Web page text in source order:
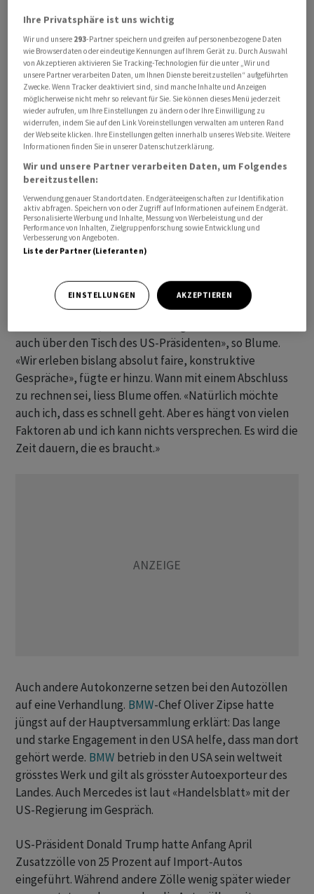
regelmässigem Austausch», sagte Konzernchef Oliver
Blume einem deutschen Medienbericht zufolge. Dabei
bieteVWumfangreiche Investitionen in den USA an.
«DerVolkswagen-Konzern will in den USA weiter
investieren», sagte Blume. Schon jetzt beschäftige VW
dort mehr als 20'000 Menschen, baue Autos, Schulbusse
und Lastwagen. Für die Marke Scout errichtet VW
gerade ein neues Werk. «Mit weiteren, massiven
Investitionen würden wir darauf aufbauen», kündigte
Blume an. «Das alles sollte bei den Entscheidungen eine
Rolle spielen.»
Die Gespräche liefen bisher vor allem mit dem US-
auch über den Tisch des US-Präsidenten», so Blume.
«Wir erleben bislang absolut faire, konstruktive
Gespräche», fügte er hinzu. Wann mit einem Abschluss
zu rechnen sei, liess Blume offen. «Natürlich möchte
auch ich, dass es schnell geht. Aber es hängt von vielen
Faktoren ab und ich kann nichts versprechen. Es wird die
Zeit dauern, die es braucht.»
Auch andere Autokonzerne setzen bei den Autozöllen
auf eine Verhandlung. BMW-Chef Oliver Zipse hatte
jüngst auf der Hauptversammlung erklärt: Das lange
und starke Engagement in den USA helfe, dass man dort
gehört werde. BMW betrieb in den USA sein weltweit
grösstes Werk und gilt als grösster Autoexporteur des
Landes. Auch Mercedes ist laut «Handelsblatt» mit der
US-Regierung im Gespräch.
US-Präsident Donald Trump hatte Anfang April
Zusatzzölle von 25 Prozent auf Import-Autos
eingeführt. Während andere Zölle wenig später wieder
Ihre Privatsphäre ist uns wichtig
Wir und unsere 293-Partner speichern und greifen auf personenbezogene Daten
wie Browserdaten oder eindeutige Kennungen auf Ihrem Gerät zu. Durch Auswahl
von Akzeptieren aktivieren Sie Tracking-Technologien für die unter „Wir und
unsere Partner verarbeiten Daten, um Ihnen Dienste bereitzustellen“ aufgeführten
Zwecke. Wenn Tracker deaktiviert sind, sind manche Inhalte und Anzeigen
möglicherweise nicht mehr so relevant für Sie. Sie können dieses Menü jederzeit
wieder aufrufen, um Ihre Einstellungen zu ändern oder Ihre Einwilligung zu
widerrufen, indem Sie auf den Link Voreinstellungen verwalten am unteren Rand
der Webseite klicken. Ihre Einstellungen gelten innerhalb unseres Website. Weitere
Informationen finden Sie in unserer Datenschutzerklärung.
Wir und unsere Partner verarbeiten Daten, um Folgendes
bereitzustellen:
Verwendung genauer Standortdaten. Endgeräteeigenschaften zur Identifikation
aktiv abfragen. Speichern von oder Zugriff auf Informationen auf einem Endgerät.
Personalisierte Werbung und Inhalte, Messung von Werbeleistung und der
Performance von Inhalten, Zielgruppenforschung sowie Entwicklung und
Verbesserung von Angeboten.
Liste der Partner (Lieferanten)
EINSTELLUNGEN AKZEPTIEREN